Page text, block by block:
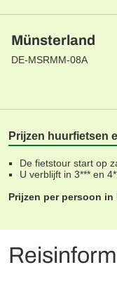
Münsterland
DE-MSRMM-08A
Prijzen huurfietsen
De fietstour start op
U verblijft in 3*** en
Prijzen per persoon in